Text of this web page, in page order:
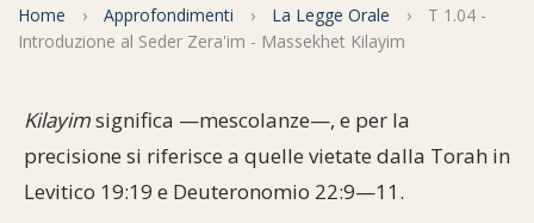
Filosofia e Pensiero
Momenti di Torah
Vendita del chametz
Mappa del sito
Cucina tipica
Perle dal Talmud
Umorismo e simpatia
Approfondimenti
Aspetti di vita ebraica
Storia millenaria
Mangiare casher
Turismo in Italia
Home › Approfondimenti › La Legge Orale ›
T 1.04 -
Introduzione al Seder Zera'im - Massekhet Kilayim
Kilayimsignifica —mescolanze—, e per la
precisione si riferisce a quelle vietate dalla Torah in
Levitico 19:19 e Deuteronomio 22:9—11.